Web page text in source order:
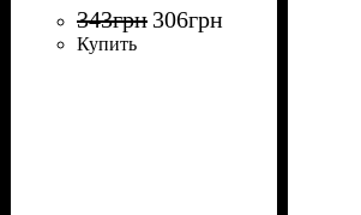
343грн 306грн
Купить